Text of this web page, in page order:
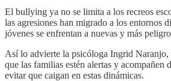
El bullying ya no se limita a los recreos
las agresiones han migrado a los entornos
jóvenes se enfrentan a nuevas y más
Así lo advierte la psicóloga Ingrid Naranjo,
que las familias estén alertas y acompañen
evitar que caigan en estas dinámicas.